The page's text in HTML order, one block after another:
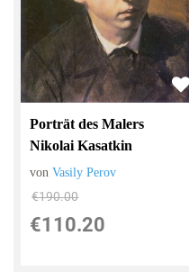
Porträt des Malers
Nikolai Kasatkin
vonVasily Perov
€190.00
€110.20